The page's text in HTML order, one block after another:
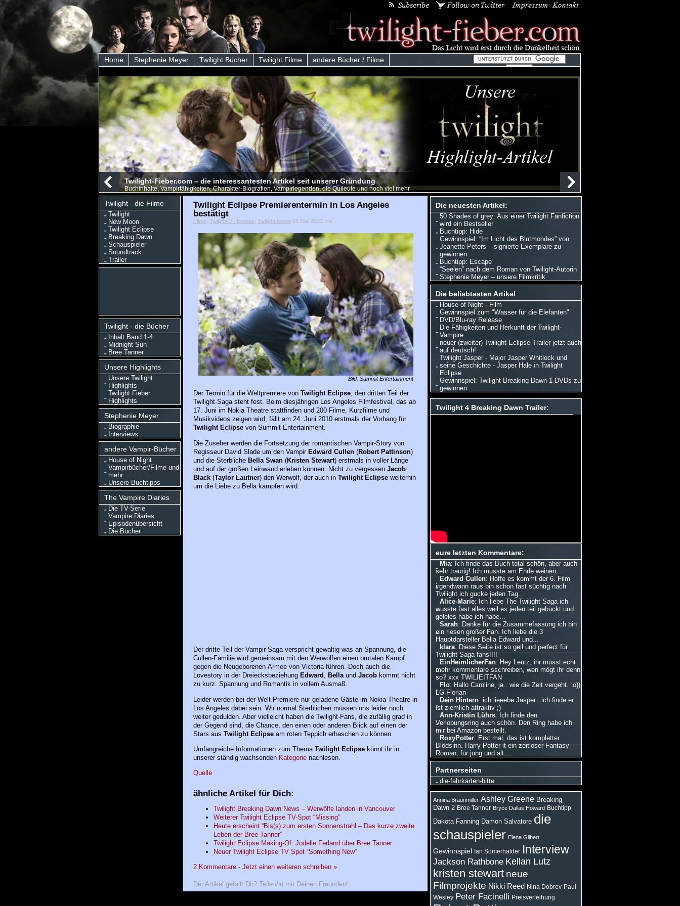
Home Stephenie Meyer Twilight Bücher Twilight Filme andere Bücher / Filme
Twilight-Fieber.com – die interessantesten Artikel seit unserer Gründung
Buchinhalte, Vampirfähigkeiten, Charakter-Biografien, Vampirlegenden, die Quileute und noch viel mehr
Twilight - die Filme
Twilight
New Moon
Twilight Eclipse
Breaking Dawn
Schauspieler
Soundtrack
Trailer
Twilight - die Bücher
Inhalt Band 1-4
Midnight Sun
Bree Tanner
Unsere Highlights
Unsere Twilight
Highlights
Twilight Fieber
Highlights
Stephenie Meyer
Biographie
Interviews
andere Vampir-Bücher
House of Night
Vampirbücher/Filme und
mehr
Unsere Buchtipps
The Vampire Diaries
Die TV-Serie
Vampire Diaries
Episodenübersicht
Die Bücher
Twilight Eclipse Premierentermin in Los Angeles
bestätigt
Filme, Twilight 3 - Eclipse, Twilight News 05 Mai 2010, iris
Bild: Summit Entertainment
Der Termin für die Weltpremiere von Twilight Eclipse, den dritten Teil der
Twilight-Saga steht fest. Beim diesjährigen Los Angeles Filmfestival, das ab
17. Juni im Nokia Theatre stattfinden und 200 Filme, Kurzfilme und
Musikvideos zeigen wird, fällt am 24. Juni 2010 erstmals der Vorhang für
Twilight Eclipsevon Summit Entertainment.
Die Zuseher werden die Fortsetzung der romantischen Vampir-Story von
Regisseur David Slade um den Vampir Edward Cullen(Robert Pattinson)
und die Sterbliche Bella Swan(Kristen Stewart) erstmals in voller Länge
und auf der großen Leinwand erleben können. Nicht zu vergessen Jacob
Black(Taylor Lautner) den Werwolf, der auch in Twilight Eclipseweiterhin
um die Liebe zu Bella kämpfen wird.
Der dritte Teil der Vampir-Saga verspricht gewaltig was an Spannung, die
Cullen-Familie wird gemeinsam mit den Werwölfen einen brutalen Kampf
gegen die Neugeborenen-Armee von Victoria führen. Doch auch die
Lovestory in der Dreiecksbeziehung Edward , Bella und Jacob kommt nicht
zu kurz. Spannung und Romantik in vollem Ausmaß.
Leider werden bei der Welt-Premiere nur geladene Gäste im Nokia Theatre in
Los Angeles dabei sein. Wir normal Sterblichen müssen uns leider noch
weiter gedulden. Aber vielleicht haben die Twilight-Fans, die zufällig grad in
der Gegend sind, die Chance, den einen oder anderen Blick auf einen der
Stars aus Twilight Eclipseam roten Teppich erhaschen zu können.
Umfangreiche Informationen zum Thema Twilight Eclipsekönnt ihr in
unserer ständig wachsenden Kategorienachlesen.
Quelle
ähnliche Artikel für Dich:
Twilight Breaking Dawn News – Werwölfe landen in Vancouver
Weiterer Twilight Eclipse TV-Spot “Missing”
Heute erscheint “Bis(s) zum ersten Sonnenstrahl – Das kurze zweite
Leben der Bree Tanner”
Twilight Eclipse Making-Of: Jodelle Ferland über Bree Tanner
Neuer Twilight Eclipse TV Spot “Something New”
2 Kommentare - Jetzt einen weiteren schreiben »
Der Artikel gefällt Dir? Teile ihnmit Deinen Freunden!
Die neuesten Artikel:
50 Shades of grey: Aus einer Twilight Fanfiction
wird ein Bestseller
Buchtipp: Hide
Gewinnspiel: “Im Licht des Blutmondes” von
Jeanette Peters – signierte Exemplare zu
gewinnen
Buchtipp: Escape
“Seelen” nach dem Roman von Twilight-Autorin
Stephenie Meyer – unsere Filmkritik
Die beliebtesten Artikel
House of Night - Film
Gewinnspiel zum "Wasser für die Elefanten"
DVD/Blu-ray Release
Die Fähigkeiten und Herkunft der Twilight-
Vampire
neuer (zweiter) Twilight Eclipse Trailer jetzt auch
auf deutsch!
Twilight Jasper - Major Jasper Whitlock und
seine Geschichte - Jasper Hale in Twilight
Eclipse
Gewinnspiel: Twilight Breaking Dawn 1 DVDs zu
gewinnen
Twilight 4 Breaking Dawn Trailer:
eure letzten Kommentare:
Mia: Ich finde das Buch total schön, aber auch
sehr traurig! Ich musste am Ende weinen.
Edward Cullen: Hoffe es kommt der 6. Film
irgendwann raus bin schon fast süchtig nach
Twilight ich gucke jeden Tag...
Alice-Marie: Ich liebe The Twilight Saga ich
wusste fast alles weil es jeden teil gebückt und
geleles habe ich habe...
Sarah: Danke für die Zusammefassung ich bin
ein riesen großer Fan. Ich liebe die 3
Hauptdarsteller Bella Edward und...
klara: Diese Seite ist so geil und perfect für
Twilight-Saga fans!!!!
EinHeimlicherFan: Hey Leutz, ihr müsst echt
mehr kommentare sschreiben, wen mögt ihr denn
so? xxx TWILIEITFAN
Flo: Hallo Caroline, ja.. wie die Zeit vergeht. :o))
LG Florian
Dein Hintern: ich lieeebe Jasper.. ich finde er
ist ziemlich attraktiv ;)
Ann-Kristin Lührs: Ich finde den
Verlobungsring auch schön. Den Ring habe ich
mir bei Amazon bestellt.
RoxyPotter: Erst mal, das ist kompletter
Blödsinn. Harry Potter it ein zeitloser Fantasy-
Roman, für jung und alt....
Partnerseiten
die-fahrkarten-bitte
Annina Braunmiller Ashley Greene Breaking
Dawn 2 Bree Tanner Bryce Dallas Howard Buchtipp
Dakota Fanning Damon Salvatore die
schauspieler Elena Gilbert
Gewinnspiel Ian Somerhalder Interview
Jackson Rathbone Kellan Lutz
kristen stewart neue
Filmprojekte Nikki Reed Nina Dobrev Paul
Wesley Peter Facinelli Preisverleihung